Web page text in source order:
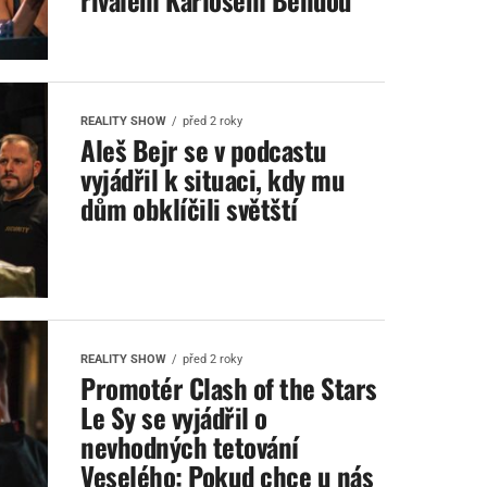
REALITY SHOW před 2 roky
Aleš Bejr se v podcastu
vyjádřil k situaci, kdy mu
dům obklíčili světští
REALITY SHOW před 2 roky
Promotér Clash of the Stars
Le Sy se vyjádřil o
nevhodných tetování
Veselého: Pokud chce u nás